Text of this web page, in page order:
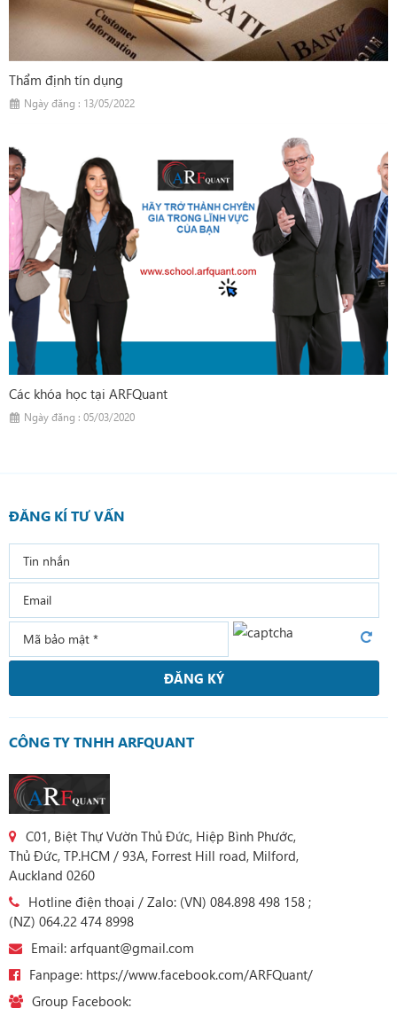
Thẩm định tín dụng
Ngày đăng : 13/05/2022
Các khóa học tại ARFQuant
Ngày đăng : 05/03/2020
CÔNG TY TNHH ARFQUANT
C01, Biệt Thự Vườn Thủ Đức, Hiệp Bình Phước,
Thủ Đức, TP.HCM / 93A, Forrest Hill road, Milford,
Auckland 0260
Hotline điện thoại / Zalo: (VN) 084.898 498 158 ;
(NZ) 064.22 474 8998
Email: arfquant@gmail.com
Fanpage: https://www.facebook.com/ARFQuant/
Group Facebook:
ĐĂNG KÍ TƯ VẤN
ĐĂNG KÝ